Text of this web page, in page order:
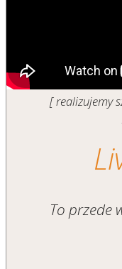
[ realizujemy
To przede